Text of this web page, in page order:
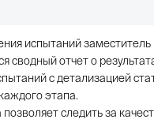
испытаний заместитель
сводный отчет о
с детализацией
этапа.
следить за